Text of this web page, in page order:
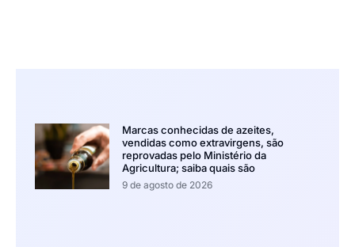
Marcas conhecidas de azeites,
vendidas como extravirgens, são
reprovadas pelo Ministério da
Agricultura; saiba quais são
9 de agosto de 2026